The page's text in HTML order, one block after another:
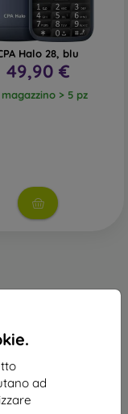
ad
Halo 28, blu
49,90 €
> 5 pz